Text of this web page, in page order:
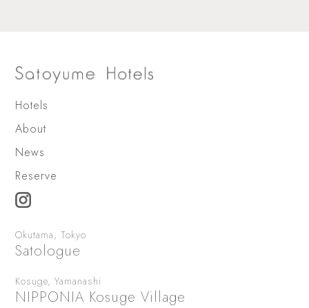
Hotels
About
News
Reserve
Okutama, Tokyo
Satologue
Kosuge, Yamanashi
NIPPONIA Kosuge Village